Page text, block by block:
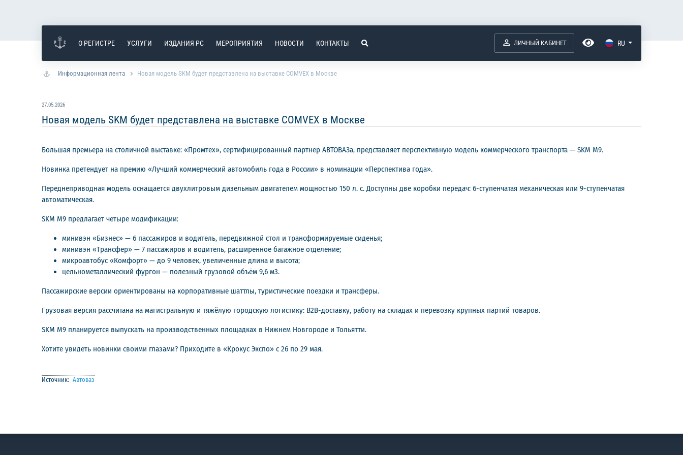
О РЕГИСТРЕ УСЛУГИ ИЗДАНИЯ РС МЕРОПРИЯТИЯ НОВОСТИ КОНТАКТЫ ЛИЧНЫЙ КАБИНЕТ RU
Информационная лента Новая модель SKM будет представлена на выставке COMVEX в Москве
27.05.2026
Новая модель SKM будет представлена на выставке COMVEX в Москве
Большая премьера на столичной выставке: «Промтех», сертифицированный партнёр АВТОВАЗа, представляет перспективную модель коммерческого транспорта — SKM M9.
Новинка претендует на премию «Лучший коммерческий автомобиль года в России» в номинации «Перспектива года».
Переднеприводная модель оснащается двухлитровым дизельным двигателем мощностью 150 л. с. Доступны две коробки передач: 6-ступенчатая механическая или 9-ступенчатая
автоматическая.
SKM M9 предлагает четыре модификации:
минивэн «Бизнес» — 6 пассажиров и водитель, передвижной стол и трансформируемые сиденья;
минивэн «Трансфер» — 7 пассажиров и водитель, расширенное багажное отделение;
микроавтобус «Комфорт» — до 9 человек, увеличенные длина и высота;
цельнометаллический фургон — полезный грузовой объём 9,6 м3.
Пассажирские версии ориентированы на корпоративные шаттлы, туристические поездки и трансферы.
Грузовая версия рассчитана на магистральную и тяжёлую городскую логистику: B2B-доставку, работу на складах и перевозку крупных партий товаров.
SKM M9 планируется выпускать на производственных площадках в Нижнем Новгороде и Тольятти.
Хотите увидеть новинки своими глазами? Приходите в «Крокус Экспо» с 26 по 29 мая.
Источник: Автоваз